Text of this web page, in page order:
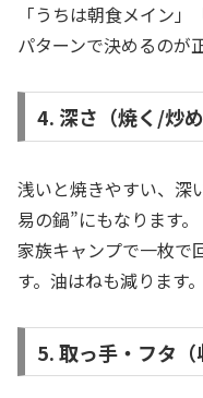
「うちは朝食メイン
パターンで決めるのが
4. 深さ（焼く/炒め
浅いと焼きやすい、深
易の鍋”にもなります。
家族キャンプで一枚で
す。油はねも減ります。
5. 取っ手・フタ（